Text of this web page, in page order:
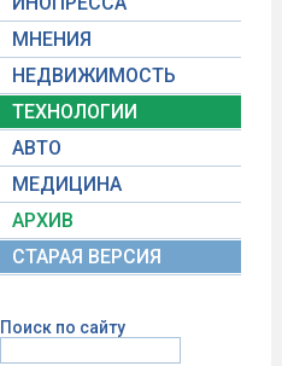
МНЕНИЯ
НЕДВИЖИМОСТЬ
ТЕХНОЛОГИИ
АВТО
МЕДИЦИНА
АРХИВ
СТАРАЯ ВЕРСИЯ
Поиск по сайту